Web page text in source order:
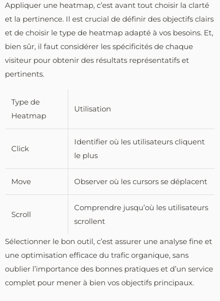
Appliquer une heatmap, c’est avant tout choisir la clarté
et la pertinence. Il est crucial de définir des objectifs clairs
et de choisir le type de heatmap adapté à vos besoins. Et,
bien sûr, il faut considérer les spécificités de chaque
visiteur pour obtenir des résultats représentatifs et
pertinents.
Type de
Heatmap
Utilisation
Click
Identifier où les utilisateurs cliquent
le plus
Move Observer où les cursors se déplacent
Scroll
Comprendre jusqu’où les utilisateurs
scrollent
Sélectionner le bon outil, c’est assurer une analyse fine et
une optimisation efficace du trafic organique, sans
oublier l’importance des bonnes pratiques et d’un service
complet pour mener à bien vos objectifs principaux.